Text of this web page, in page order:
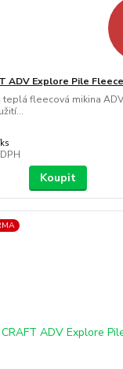
ADV Explore Pile Fleece
teplá fleecová mikina
ks
Koupit